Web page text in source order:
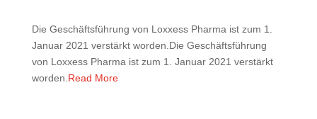
Die Geschäftsführung von Loxxess Pharma ist zum 1.
Januar 2021 verstärkt worden.Die Geschäftsführung
von Loxxess Pharma ist zum 1. Januar 2021 verstärkt
worden. Read More